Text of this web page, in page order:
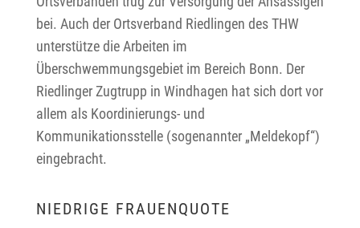
bei. Auch der Ortsverband Riedlingen des THW
unterstütze die Arbeiten im
Überschwemmungsgebiet im Bereich Bonn. Der
Riedlinger Zugtrupp in Windhagen hat sich dort vor
allem als Koordinierungs- und
Kommunikationsstelle (sogenannter „Meldekopf“)
eingebracht.
NIEDRIGE FRAUENQUOTE